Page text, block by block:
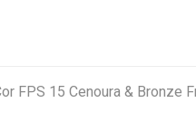
FPS 15 Cenoura & Bronze